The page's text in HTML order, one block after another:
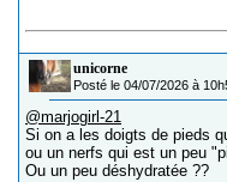
unicorne
Posté le 04/07/2026 à
@marjogirl-21
Si on a les doigts de pieds
ou un nerfs qui est un peu
Ou un peu déshydratée ??